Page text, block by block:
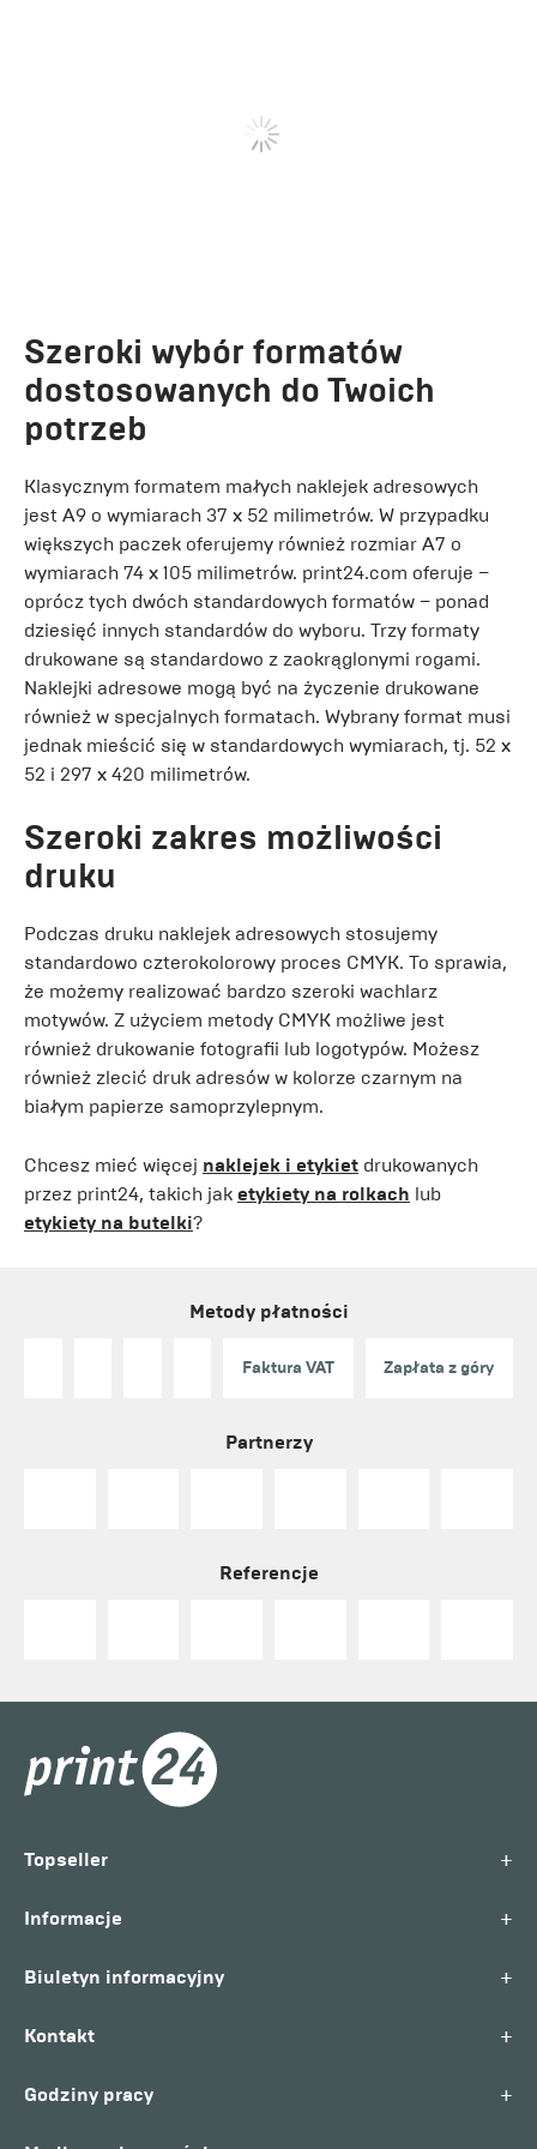
Szeroki wybór formatów
dostosowanych do Twoich
potrzeb
Klasycznym formatem małych naklejek adresowych
jest A9 o wymiarach 37 x 52 milimetrów. W przypadku
większych paczek oferujemy również rozmiar A7 o
wymiarach 74 x 105 milimetrów. print24.com oferuje –
oprócz tych dwóch standardowych formatów – ponad
dziesięć innych standardów do wyboru. Trzy formaty
drukowane są standardowo z zaokrąglonymi rogami.
Naklejki adresowe mogą być na życzenie drukowane
również w specjalnych formatach. Wybrany format musi
jednak mieścić się w standardowych wymiarach, tj. 52 x
52 i 297 x 420 milimetrów.
Szeroki zakres możliwości
druku
Podczas druku naklejek adresowych stosujemy
standardowo czterokolorowy proces CMYK. To sprawia,
że możemy realizować bardzo szeroki wachlarz
motywów. Z użyciem metody CMYK możliwe jest
również drukowanie fotografii lub logotypów. Możesz
również zlecić druk adresów w kolorze czarnym na
białym papierze samoprzylepnym.
Chcesz mieć więcej naklejek i etykiet drukowanych
przez print24, takich jak etykiety na rolkach lub
etykiety na butelki?
Metody płatności
Faktura VAT Zapłata z góry
Partnerzy
Referencje
Topseller +
Informacje +
Biuletyn informacyjny +
Kontakt +
Godziny pracy +